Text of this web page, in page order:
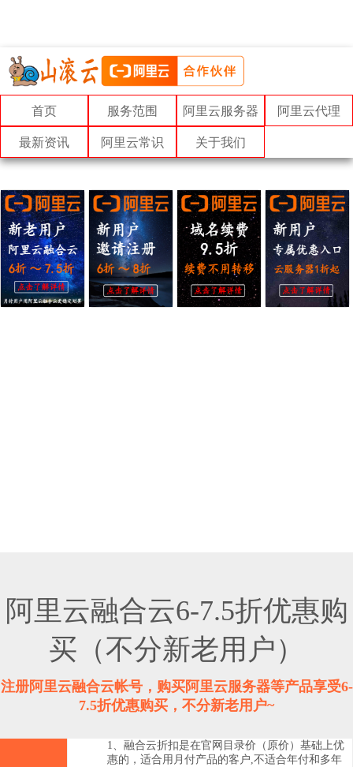
首页 服务范围 阿里云服务器 阿里云代理
最新资讯 阿里云常识 关于我们
阿里云融合云6-7.5折优惠购
买（不分新老用户）
注册阿里云融合云帐号，购买阿里云服务器等产品享受6-
7.5折优惠购买，不分新老用户~
1、融合云折扣是在官网目录价（原价）基础上优
惠的，适合用月付产品的客户,不适合年付和多年